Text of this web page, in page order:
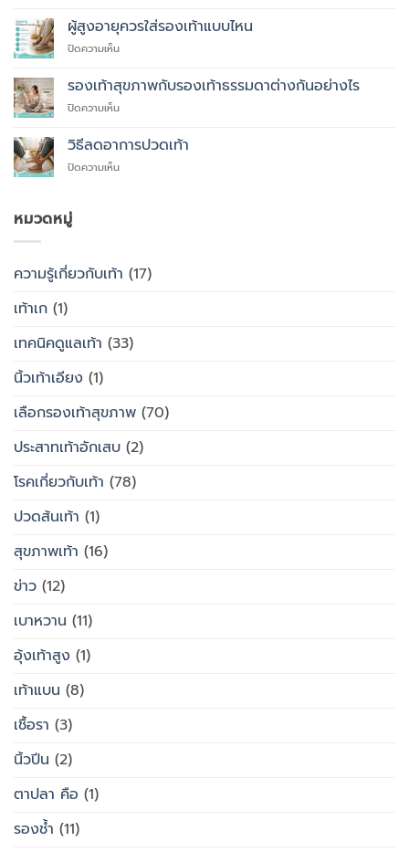
เหตุผล
คุณ
สั่ง
ตัด
รองเท้า
สุขภาพ
ผู้สูงอายุควรใส่รองเท้าแบบไหน
ปิดความเห็นบน
สูง
อายุ
ควร
รองเท้า
ไหน
รองเท้าสุขภาพกับรองเท้าธรรมดาต่างกันอย่างไร
ปิดความเห็นบน
สุขภาพ
กับ
รองเท้า
วิธีลดอาการปวดเท้า
ปิดความเห็นบน
หมวดหมู่
ความรู้เกี่ยวกับเท้า (17)
เท้าเก (1)
เทคนิคดูแลเท้า (33)
นิ้วเท้าเอียง (1)
เลือกรองเท้าสุขภาพ (70)
ประสาทเท้าอักเสบ (2)
โรคเกี่ยวกับเท้า (78)
ปวดส้นเท้า (1)
สุขภาพเท้า (16)
ข่าว (12)
เบาหวาน (11)
อุ้งเท้าสูง (1)
เท้าแบน (8)
เชื้อรา (3)
นิ้วปีน (2)
ตาปลา คือ (1)
รองช้ำ (11)